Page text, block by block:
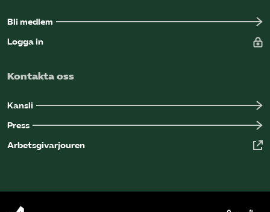
Mina sidor
Logga in på Arbetsgivarguiden
In english
Bli medlem
Logga in
Kontakta oss
Kansli
Press
Arbetsgivarjouren